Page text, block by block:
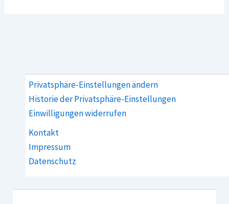
Privatsphäre-Einstellungen ändern
Historie der Privatsphäre-Einstellungen
Einwilligungen widerrufen
Kontakt
Impressum
Datenschutz­